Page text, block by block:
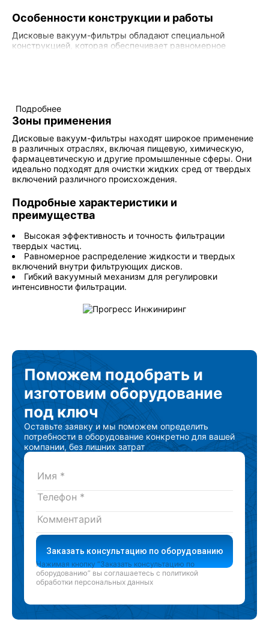
Особенности конструкции и работы
Дисковые вакуум-фильтры обладают специальной
конструкцией, которая обеспечивает равномерное
Подробнее
Зоны применения
Дисковые вакуум-фильтры находят широкое применение
в различных отраслях, включая пищевую, химическую,
фармацевтическую и другие промышленные сферы. Они
идеально подходят для очистки жидких сред от твердых
включений различного происхождения.
Подробные характеристики и
преимущества
Высокая эффективность и точность фильтрации
твердых частиц.
Равномерное распределение жидкости и твердых
включений внутри фильтрующих дисков.
Гибкий вакуумный механизм для регулировки
интенсивности фильтрации.
Поможем подобрать и
изготовимоборудование
под ключ
Оставьте заявку и мы поможем определить
потребности в оборудование конкретно для вашей
компании, без лишних затрат
Заказать консультацию по оборудованию
Нажимая кнопку “Заказать консультацию по
оборудованию” вы соглашаетесь с политикой
обработки персональных данных